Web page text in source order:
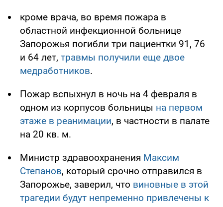
кроме врача, во время пожара в
областной инфекционной больнице
Запорожья погибли три пациентки 91, 76
и 64 лет, травмы получили еще двое
медработников.
Пожар вспыхнул в ночь на 4 февраля в
одном из корпусов больницы на первом
этаже в реанимации, в частности в палате
на 20 кв. м.
Министр здравоохранения Максим
Степанов, который срочно отправился в
Запорожье, заверил, что виновные в этой
трагедии будут непременно привлечены к